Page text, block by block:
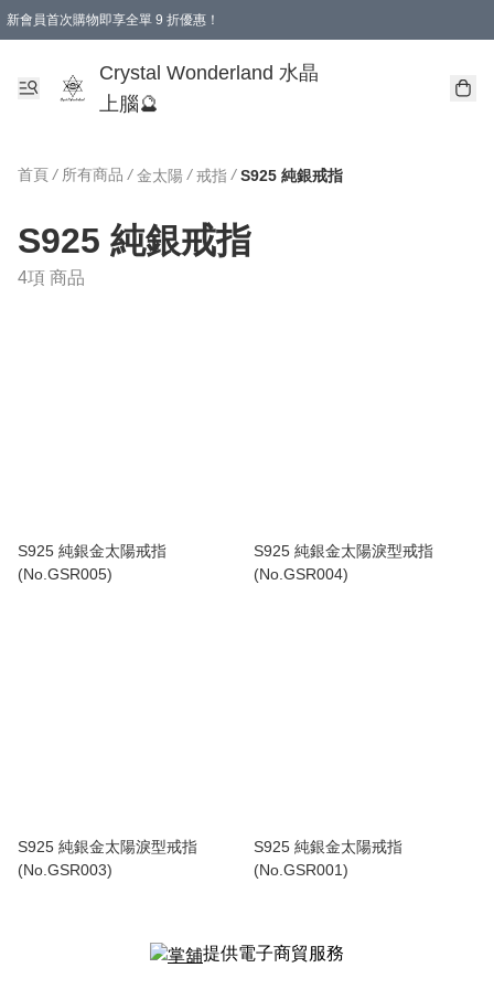
新會員首次購物即享全單 9 折優惠！
Crystal Wonderland 水晶
上腦🔮
首頁 / 所有商品 / 金太陽 / 戒指 / S925 純銀戒指
S925 純銀戒指
4項 商品
S925 純銀金太陽戒指
(No.GSR005)
S925 純銀金太陽淚型戒指
(No.GSR004)
S925 純銀金太陽淚型戒指
(No.GSR003)
S925 純銀金太陽戒指
(No.GSR001)
提供電子商貿服務